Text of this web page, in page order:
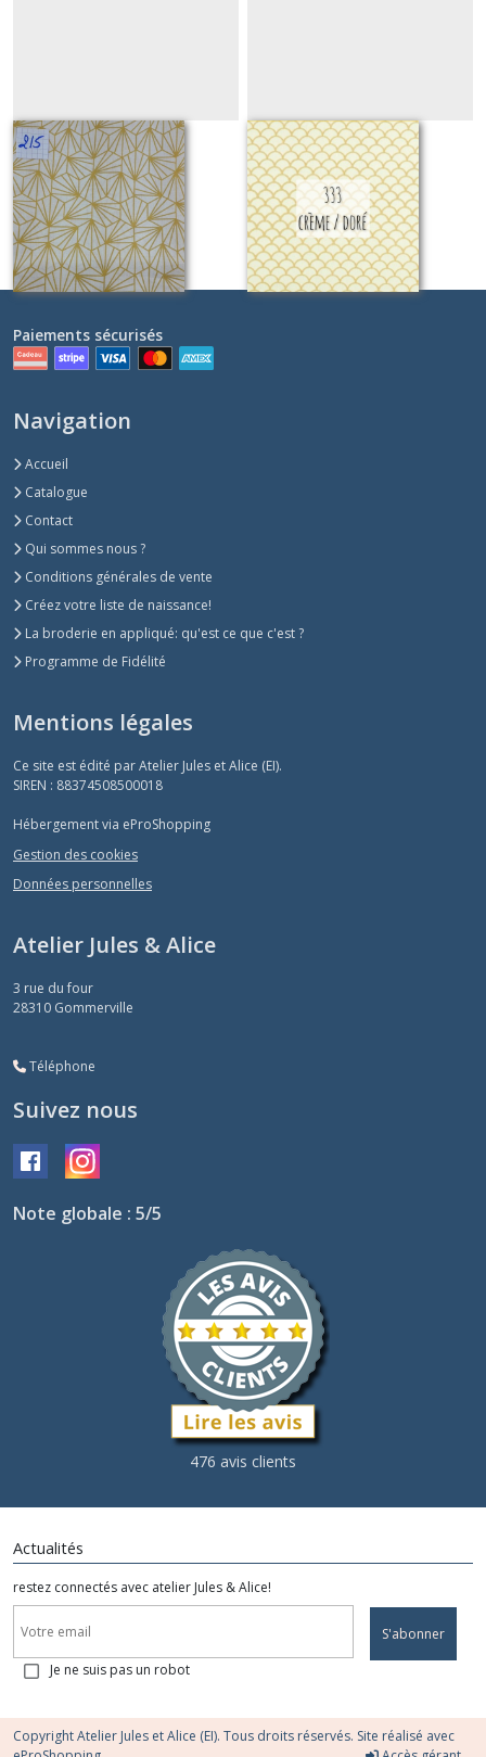
215
Sur demande
333 or
Sur demande
Paiements sécurisés
Navigation
Accueil
Catalogue
Contact
Qui sommes nous ?
Conditions générales de vente
Créez votre liste de naissance!
La broderie en appliqué: qu'est ce que c'est ?
Programme de Fidélité
Mentions légales
Ce site est édité par Atelier Jules et Alice (EI).
SIREN : 88374508500018
Hébergement via eProShopping
Gestion des cookies
Données personnelles
Atelier Jules & Alice
3 rue du four
28310 Gommerville
Téléphone
Suivez nous
Note globale : 5/5
476 avis clients
Actualités
restez connectés avec atelier Jules & Alice!
S'abonner
Je ne suis pas un robot
Copyright Atelier Jules et Alice (EI). Tous droits réservés. Site réalisé avec